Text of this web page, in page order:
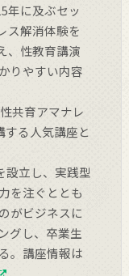
年に及ぶセッ
ス解消体験を
、性教育講演
りやすい内容
共育アマナレ
する人気講座と
設立し、実践型
を注ぐととも
がビジネスに
グし、卒業生
。講座情報は